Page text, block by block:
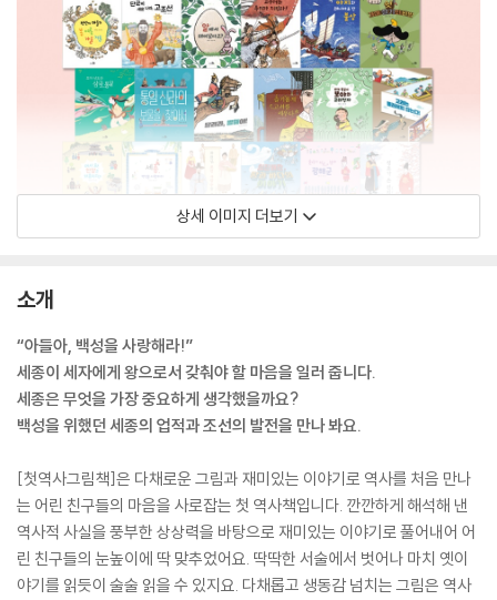
상세 이미지 더보기
소개
“아들아, 백성을 사랑해라!”
세종이 세자에게 왕으로서 갖춰야 할 마음을 일러 줍니다.
세종은 무엇을 가장 중요하게 생각했을까요?
백성을 위했던 세종의 업적과 조선의 발전을 만나 봐요.
[첫역사그림책]은 다채로운 그림과 재미있는 이야기로 역사를 처음 만나
는 어린 친구들의 마음을 사로잡는 첫 역사책입니다. 깐깐하게 해석해 낸
역사적 사실을 풍부한 상상력을 바탕으로 재미있는 이야기로 풀어내어 어
린 친구들의 눈높이에 딱 맞추었어요. 딱딱한 서술에서 벗어나 마치 옛이
야기를 읽듯이 술술 읽을 수 있지요. 다채롭고 생동감 넘치는 그림은 역사